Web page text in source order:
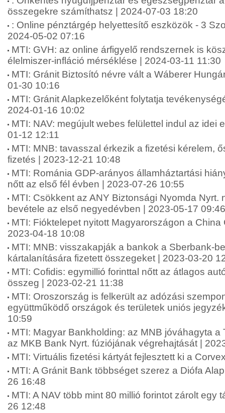
összegekre számíthatsz | 2024-07-03 18:20
: Online pénztárgép helyettesítő eszközök - 3
2024-05-02 07:16
MTI: GVH: az online árfigyelő rendszernek is
élelmiszer-infláció mérséklése | 2024-03-11 11:30
MTI: Gránit Biztosító névre vált a Wáberer
01-30 10:16
MTI: Gránit Alapkezelőként folytatja
2024-01-16 10:02
MTI: NAV: megújult webes felülettel indul az idei
01-12 12:11
MTI: MNB: tavasszal érkezik a fizetési kérelem,
fizetés | 2023-12-21 10:48
MTI: Románia GDP-arányos államháztartási
nőtt az első fél évben | 2023-07-26 10:55
MTI: Csökkent az ANY Biztonsági Nyomda Nyrt.
bevétele az első negyedévben | 2023-05-17 09:46
MTI: Fióktelepet nyitott Magyarországon a China
2023-04-18 10:08
MTI: MNB: visszakapják a bankok a Sberbank-
kártalanítására fizetett összegeket | 2023-03-20
MTI: Cofidis: egymillió forinttal nőtt az átlagos
összeg | 2023-02-21 11:38
MTI: Oroszország is felkerült az adózási
együttműködő országok és területek uniós
10:59
MTI: Magyar Bankholding: az MNB jóváhagyta a
az MKB Bank Nyrt. fúziójának végrehajtását |
MTI: Virtuális fizetési kártyát fejlesztett ki a
MTI: A Gránit Bank többséget szerez a Diófa
26 16:48
MTI: A NAV több mint 80 millió forintot zárolt egy
26 12:48